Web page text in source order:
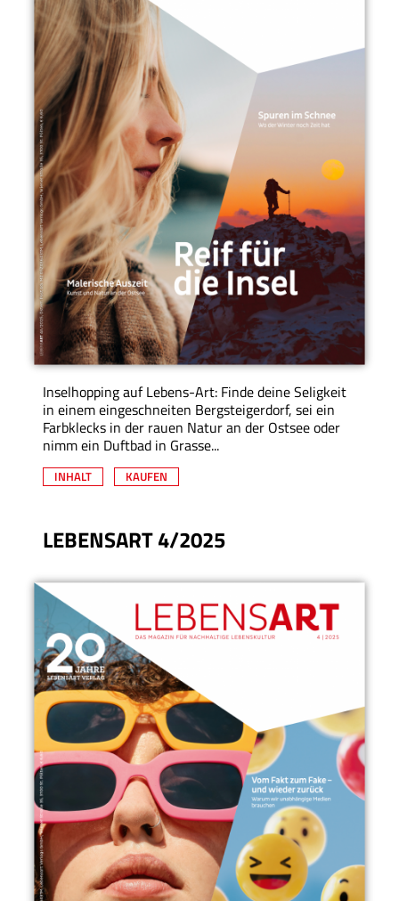
Inselhopping auf Lebens-Art: Finde deine Seligkeit
in einem eingeschneiten Bergsteigerdorf, sei ein
Farbklecks in der rauen Natur an der Ostsee oder
nimm ein Duftbad in Grasse...
INHALT KAUFEN
LEBENSART 4/2025